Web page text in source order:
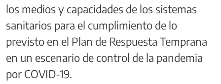
los medios y capacidades de los sistemas
sanitarios para el cumplimiento de lo
previsto en el Plan de Respuesta Temprana
en un escenario de control de la pandemia
por COVID-19.